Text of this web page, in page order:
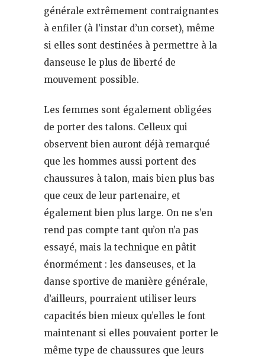
générale extrêmement contraignantes
à enfiler (à l’instar d’un corset), même
si elles sont destinées à permettre à la
danseuse le plus de liberté de
mouvement possible.
Les femmes sont également obligées
de porter des talons. Celleux qui
observent bien auront déjà remarqué
que les hommes aussi portent des
chaussures à talon, mais bien plus bas
que ceux de leur partenaire, et
également bien plus large. On ne s’en
rend pas compte tant qu’on n’a pas
essayé, mais la technique en pâtit
énormément : les danseuses, et la
danse sportive de manière générale,
d’ailleurs, pourraient utiliser leurs
capacités bien mieux qu’elles le font
maintenant si elles pouvaient porter le
même type de chaussures que leurs